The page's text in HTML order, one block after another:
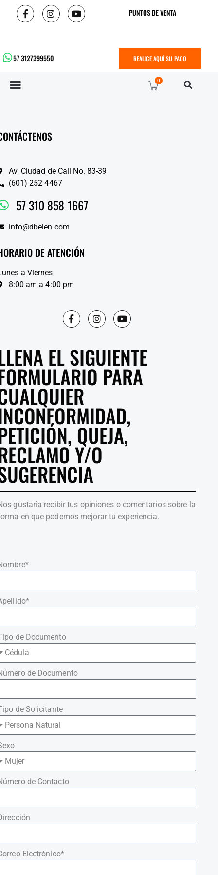
PUNTOS DE VENTA
57 3127399550 REALICE AQUÍ SU PAGO
0
Av. Ciudad de Cali No. 83-39
(601) 252 4467
57 310 858 1667
info@dbelen.com
DE ATENCIÓN
a Viernes
8:00 am a 4:00 pm
EL SIGUIENTE
PARA
QUEJA,
Y/O
gustaría recibir tus opiniones o comentarios sobre la
en que podemos mejorar tu experiencia.
de Documento
de Documento
de Solicitante
de Contacto
Electrónico*